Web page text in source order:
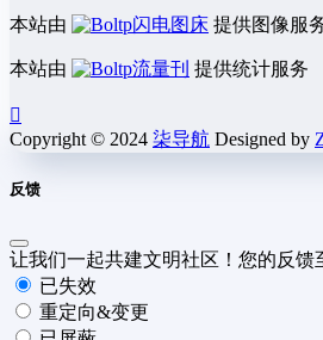
本站由 闪电图床 提供图像服
本站由 流量刊 提供统计服务
Copyright © 2024 柒导航 Designed by
反馈
让我们一起共建文明社区！您的反馈
已失效
重定向&变更